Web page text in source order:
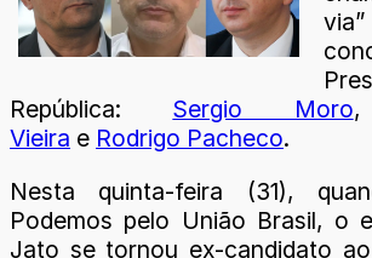
República: Sergio Moro
Vieira e Rodrigo Pacheco.
Nesta quinta-feira (31),
Podemos pelo União Brasil, o
Jato se tornou ex-candidato